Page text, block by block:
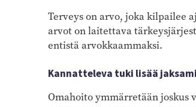
Terveys on arvo, joka kilpailee
arvot on laitettava
entistä arvokkaammaksi.
Kannatteleva tuki lisää
Omahoito ymmärretään joskus